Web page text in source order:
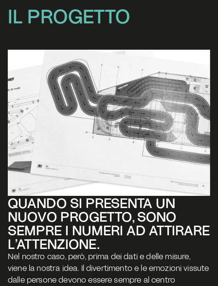
IL PROGETTO
QUANDO SI PRESENTA UN
NUOVO PROGETTO, SONO
SEMPRE I NUMERI AD ATTIRARE
L’ATTENZIONE.
Nel nostro caso, però, prima dei dati e delle misure,
viene la nostra idea. Il divertimento e le emozioni vissute
dalle persone devono essere sempre al centro